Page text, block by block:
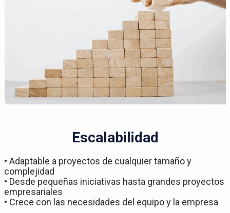
Escalabilidad
• Adaptable a proyectos de cualquier tamaño y
complejidad
• Desde pequeñas iniciativas hasta grandes proyectos
empresariales
• Crece con las necesidades del equipo y la empresa